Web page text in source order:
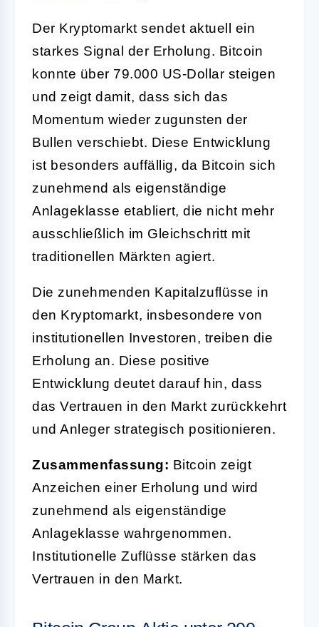
Der Kryptomarkt sendet aktuell ein
starkes Signal der Erholung. Bitcoin
konnte über 79.000 US-Dollar steigen
und zeigt damit, dass sich das
Momentum wieder zugunsten der
Bullen verschiebt. Diese Entwicklung
ist besonders auffällig, da Bitcoin sich
zunehmend als eigenständige
Anlageklasse etabliert, die nicht mehr
ausschließlich im Gleichschritt mit
traditionellen Märkten agiert.
Die zunehmenden Kapitalzuflüsse in
den Kryptomarkt, insbesondere von
institutionellen Investoren, treiben die
Erholung an. Diese positive
Entwicklung deutet darauf hin, dass
das Vertrauen in den Markt zurückkehrt
und Anleger strategisch positionieren.
Zusammenfassung: Bitcoin zeigt
Anzeichen einer Erholung und wird
zunehmend als eigenständige
Anlageklasse wahrgenommen.
Institutionelle Zuflüsse stärken das
Vertrauen in den Markt.